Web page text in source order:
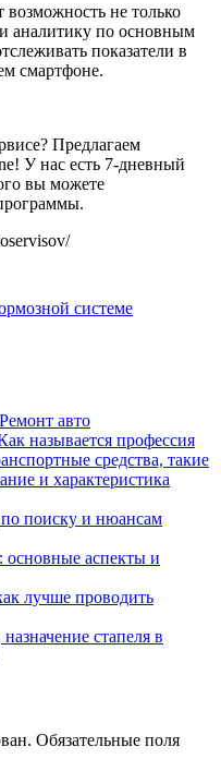
не только
аналитику по основным
показатели в
смартфоне.
Предлагаем
У нас есть 7-дневный
вы можете
системе
Ремонт авто
называется профессия
средства, такие
и характеристика
поиску и нюансам
основные аспекты и
лучше проводить
стапеля в
Обязательные поля